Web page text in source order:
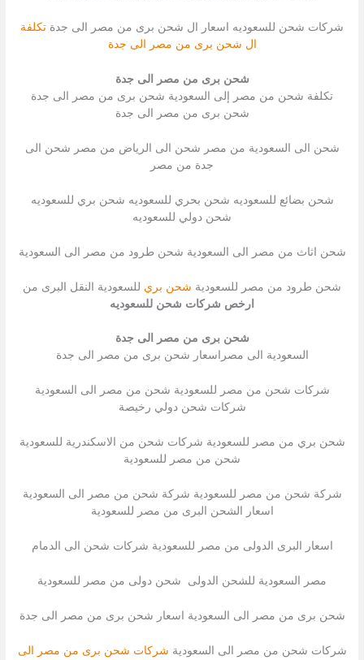
شركات شحن للسعوديه اسعار ال شحن برى من مصر الى جدة تكلفة
ال شحن برى من مصر الى جدة
شحن برى من مصر الى جدة
تكلفة شحن من مصر إلى السعودية شحن برى من مصر الى جدة
شحن برى من مصر الى جدة
شحن الى السعودية من مصر شحن الى الرياض من مصر شحن الى
جدة من مصر
شحن بضائع للسعوديه شحن بحري للسعوديه شحن بري للسعوديه
شحن دولي للسعوديه
شحن اثاث من مصر الى السعودية شحن طرود من مصر الى السعودية
شحن طرود من مصر للسعودية شحن بري للسعودية النقل البرى من
ارخص شركات شحن للسعوديه
شحن برى من مصر الى جدة
السعودية الى مصراسعار شحن برى من مصر الى جدة
شركات شحن من مصر للسعودية شحن من مصر الى السعودية
شركات شحن دولي رخيصة
شحن بري من مصر للسعودية شركات شحن من الاسكندرية للسعودية
شحن من مصر للسعودية
شركة شحن من مصر للسعودية شركة شحن من مصر الى السعودية
اسعار الشحن البرى من مصر للسعودية
اسعار البرى الدولى من مصر للسعودية شركات شحن الى الدمام
مصر السعودية للشحن الدولى شحن دولى من مصر للسعودية
شحن برى من مصر الى السعودية اسعار شحن برى من مصر الى جدة
شركات شحن من مصر الى السعودية شركات شحن برى من مصر الى